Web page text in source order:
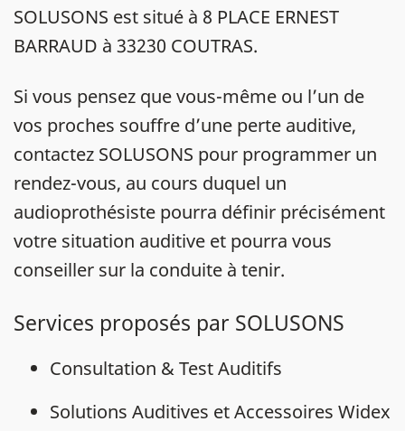
SOLUSONS est situé à 8 PLACE ERNEST
BARRAUD à 33230 COUTRAS.
Si vous pensez que vous-même ou l’un de
vos proches souffre d’une perte auditive,
contactez SOLUSONS pour programmer un
rendez-vous, au cours duquel un
audioprothésiste pourra définir précisément
votre situation auditive et pourra vous
conseiller sur la conduite à tenir.
Services proposés par SOLUSONS
Consultation & Test Auditifs
Solutions Auditives et Accessoires Widex